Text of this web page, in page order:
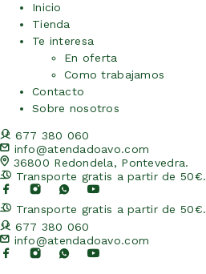
Inicio
Tienda
Te interesa
En oferta
Como trabajamos
Contacto
Sobre nosotros
677 380 060
info@atendadoavo.com
36800 Redondela, Pontevedra.
Transporte gratis a partir de 50€.
Transporte gratis a partir de 50€.
677 380 060
info@atendadoavo.com